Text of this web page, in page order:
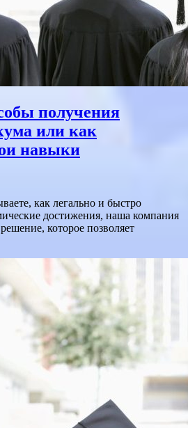
получения
или как
навыки
как легально и быстро
достижения, наша компания
которое позволяет